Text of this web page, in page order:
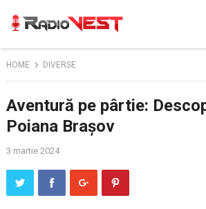
HOME DIVERSE
Aventură pe pârtie:
Poiana Brașov
3 martie 2024